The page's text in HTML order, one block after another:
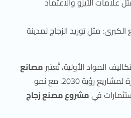
مثل توريد الزجاج لمدينة
المواد الأولية، تُعتبرمصانع
في السعودية ركيزة لمشاريع رؤية 2030. مع نمو
فيمشروع مصنع زجاج